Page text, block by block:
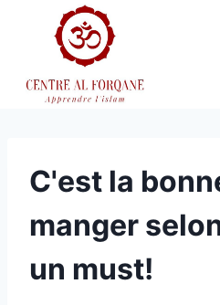
C'est la
manger
un must!